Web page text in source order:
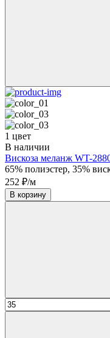
1 цвет
В наличии
Вискоза меланж WT-
65% полиэстер, 35%
252 ₽/м
В корзину